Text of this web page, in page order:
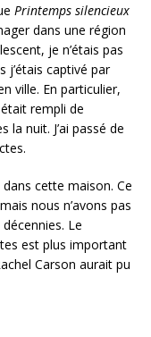
Printemps silencieux
dans une région
je n’étais pas
j’étais captivé par
ville. En particulier,
rempli de
nuit. J’ai passé de
cette maison. Ce
nous n’avons pas
Le
est plus important
Carson aurait pu